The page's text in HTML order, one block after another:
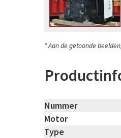
* Aan de getoonde
Nummer
Motor
Type